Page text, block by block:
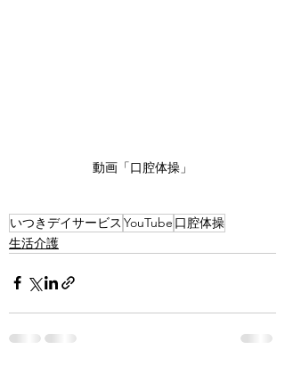
動画「口腔体操」
いつきデイサービス YouTube 口腔体操
生活介護